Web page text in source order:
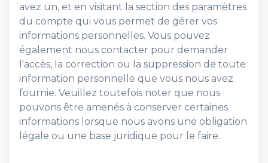
avez un, et en visitant la section des paramètres
du compte qui vous permet de gérer vos
informations personnelles. Vous pouvez
également nous contacter pour demander
l'accès, la correction ou la suppression de toute
information personnelle que vous nous avez
fournie. Veuillez toutefois noter que nous
pouvons être amenés à conserver certaines
informations lorsque nous avons une obligation
légale ou une base juridique pour le faire.